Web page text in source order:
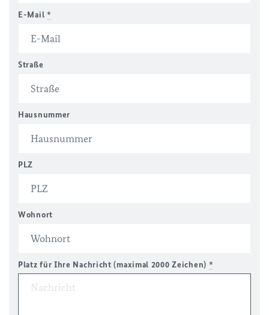
E-Mail *
Straße
Hausnummer
PLZ
Wohnort
Platz für Ihre Nachricht (maximal 2000 Zeichen) *